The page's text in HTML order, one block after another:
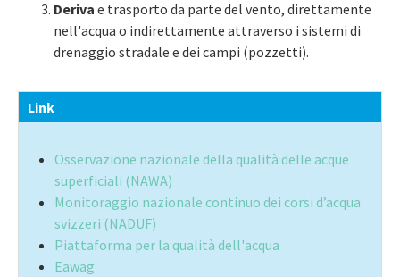
Deriva e trasporto da parte del vento, direttamente
nell'acqua o indirettamente attraverso i sistemi di
drenaggio stradale e dei campi (pozzetti).
Link
Osservazione nazionale della qualità delle acque
superficiali (NAWA)
Monitoraggio nazionale continuo dei corsi d’acqua
svizzeri (NADUF)
Piattaforma per la qualità dell'acqua
Eawag